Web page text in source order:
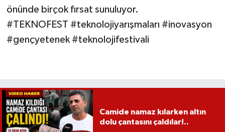
önünde birçok fırsat sunuluyor.
#TEKNOFEST #teknolojiyarışmaları #inovasyon
#gençyetenek #teknolojifestivali
Camide namaz kılarken altın
dolu çantasını çaldılar!..